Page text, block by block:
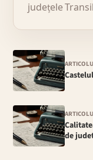
județele
de